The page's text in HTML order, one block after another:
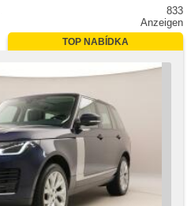
833
Anzeigen
TOP NABÍDKA